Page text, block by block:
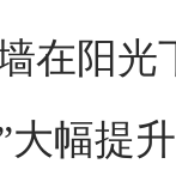
在阳
大幅提